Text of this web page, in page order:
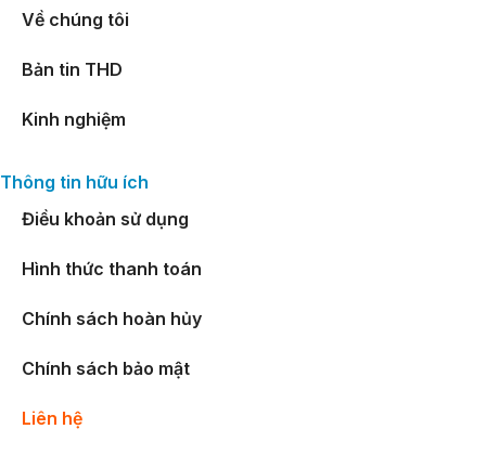
Về chúng tôi
Bản tin THD
Kinh nghiệm
Thông tin hữu ích
Điều khoản sử dụng
Hình thức thanh toán
Chính sách hoàn hủy
Chính sách bảo mật
Liên hệ